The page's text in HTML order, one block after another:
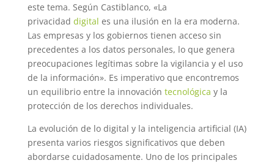
este tema. Según Castiblanco, «La
privacidad digital es una ilusión en la era moderna.
Las empresas y los gobiernos tienen acceso sin
precedentes a los datos personales, lo que genera
preocupaciones legítimas sobre la vigilancia y el uso
de la información». Es imperativo que encontremos
un equilibrio entre la innovación tecnológica y la
protección de los derechos individuales.
La evolución de lo digital y la inteligencia artificial (IA)
presenta varios riesgos significativos que deben
abordarse cuidadosamente. Uno de los principales